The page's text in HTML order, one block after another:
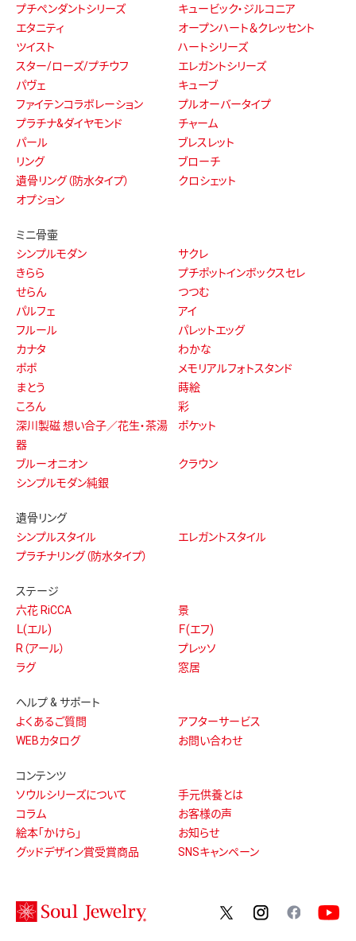
プチペンダントシリーズ
キュービック・ジルコニア
エタニティ
オープンハート＆クレッセント
ツイスト
ハートシリーズ
スター/ローズ/プチウフ
エレガントシリーズ
パヴェ
キューブ
ファイテンコラボレーション
プルオーバータイプ
プラチナ&ダイヤモンド
チャーム
パール
ブレスレット
リング
ブローチ
遺骨リング（防水タイプ）
クロシェット
オプション
ミニ骨壷
シンプルモダン
サクレ
きらら
プチポットインボックスセレ
せらん
つつむ
パルフェ
アイ
フルール
パレットエッグ
カナタ
わかな
ポポ
メモリアルフォトスタンド
まとう
蒔絵
ころん
彩
深川製磁 想い合子／花生・茶湯
器
ポケット
ブルーオニオン
クラウン
シンプルモダン純銀
遺骨リング
シンプルスタイル
エレガントスタイル
プラチナリング（防水タイプ）
ステージ
六花 RiCCA
景
Ｌ(エル)
Ｆ(エフ)
R（アール）
プレッソ
ラグ
窓居
ヘルプ & サポート
よくあるご質問
アフターサービス
WEBカタログ
お問い合わせ
コンテンツ
ソウルシリーズについて
手元供養とは
コラム
お客様の声
絵本「かけら」
お知らせ
グッドデザイン賞受賞商品
SNSキャンペーン
twitterinstagram